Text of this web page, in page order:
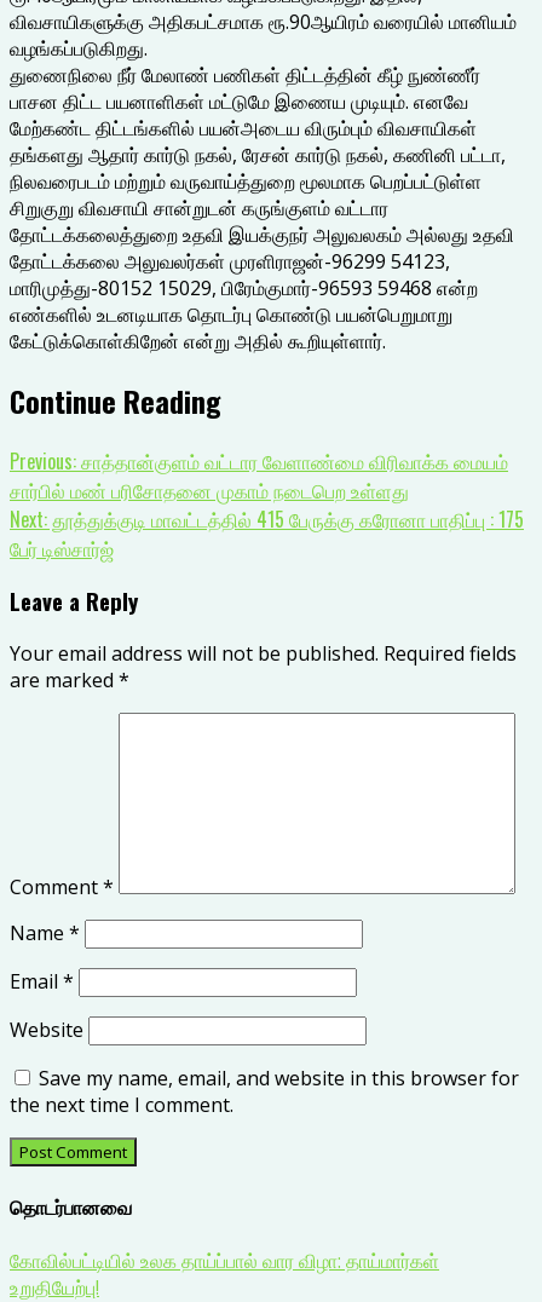
விவசாயிகளுக்கு அதிகபட்சமாக ரூ.90ஆயிரம் வரையில் மானியம்
வழங்கப்படுகிறது.
துணைநிலை நீர் மேலாண் பணிகள் திட்டத்தின் கீழ் நுண்ணீர்
பாசன திட்ட பயனாளிகள் மட்டுமே இணைய முடியும். எனவே
மேற்கண்ட திட்டங்களில் பயன்அடைய விரும்பும் விவசாயிகள்
தங்களது ஆதார் கார்டு நகல், ரேசன் கார்டு நகல், கணினி பட்டா,
நிலவரைபடம் மற்றும் வருவாய்த்துறை மூலமாக பெறப்பட்டுள்ள
சிறுகுறு விவசாயி சான்றுடன் கருங்குளம் வட்டார
தோட்டக்கலைத்துறை உதவி இயக்குநர் அலுவலகம் அல்லது உதவி
தோட்டக்கலை அலுவலர்கள் முரளிராஜன்-96299 54123,
மாரிமுத்து-80152 15029, பிரேம்குமார்-96593 59468 என்ற
எண்களில் உடனடியாக தொடர்பு கொண்டு பயன்பெறுமாறு
கேட்டுக்கொள்கிறேன் என்று அதில் கூறியுள்ளார்.
Continue Reading
Previous:சாத்தான்குளம் வட்டார வேளாண்மை விரிவாக்க மையம்
சார்பில் மண் பரிசோதனை முகாம் நடைபெற உள்ளது
Next:தூத்துக்குடி மாவட்டத்தில் 415 பேருக்கு கரோனா பாதிப்பு : 175
பேர் டிஸ்சார்ஜ்
Leave a Reply
Your email address will not be published. Required fields
are marked *
Comment*
Name *
Email *
Website
Save my name, email, and website in this browser for
the next time I comment.
தொடர்பானவை
கோவில்பட்டியில் உலக தாய்ப்பால் வார விழா: தாய்மார்கள்
உறுதியேற்பு!